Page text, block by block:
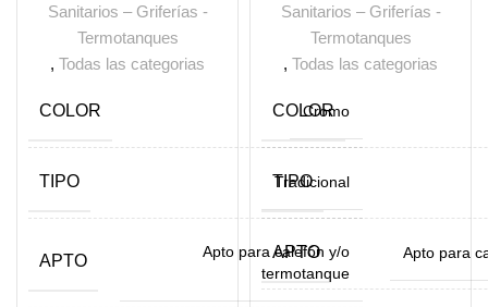
Sanitarios – Griferías -
Termotanques
, Todas las categorias
COLOR Cromo
TIPO Tradicional
APTO
Apto para calefón y/o
termotanque
Sanitarios – Griferías -
Termotanques
, Todas las categorias
COLOR
TIPO
APTO Apto para